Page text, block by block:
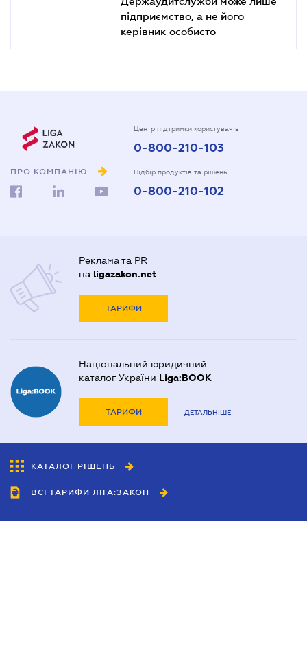
підприємство, а не його
керівник особисто
ПРО КОМПАНІЮ
Центр підтримки користувачів
0-800-210-103
Підбір продуктів та рішень
0-800-210-102
Реклама та PR
на ligazakon.net
ТАРИФИ
Національний юридичний
каталог України Liga:BOOK
ТАРИФИ ДЕТАЛЬНІШЕ
КАТАЛОГ РІШЕНЬ
ВСІ ТАРИФИ ЛІГА:ЗАКОН